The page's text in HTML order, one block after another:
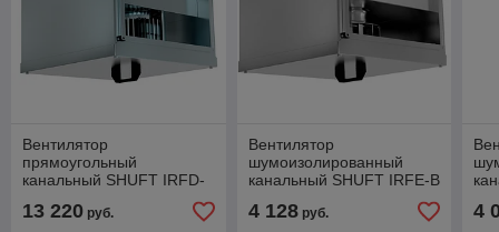
Вентилятор
прямоугольный
канальный SHUFT IRFD-
13 220 руб.
Вентилятор
шумоизолированный
канальный SHUFT IRFE-B
4 128руб. 4